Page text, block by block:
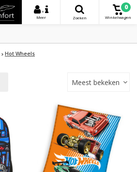
+
Meer
Zoeken
0
Winkelwagen
Hot Wheels
Meest bekeken